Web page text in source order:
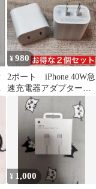
¥980
2ポート iPhone 40W急
速充電器アダプター
タイプC
¥ 1,000